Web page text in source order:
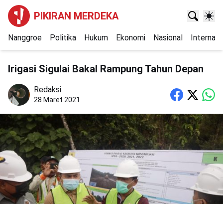
PIKIRAN MERDEKA
Nanggroe Politika Hukum Ekonomi Nasional
Irigasi Sigulai Bakal Rampung Tahun Depan
Redaksi
28 Maret 2021